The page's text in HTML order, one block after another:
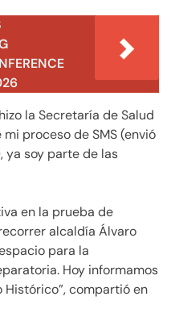
la Secretaría de Salud
proceso de SMS (envió
ya soy parte de las
en la prueba de
alcaldía Álvaro
para la
Hoy informamos
compartió en